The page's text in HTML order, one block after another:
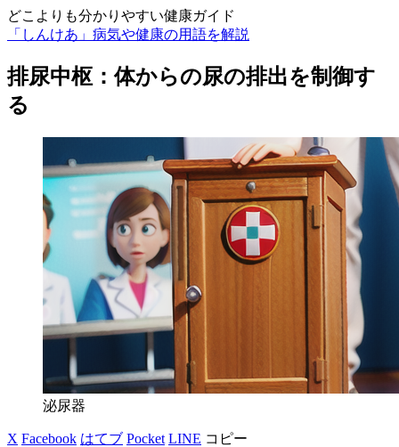
どこよりも分かりやすい健康ガイド
「しんけあ」病気や健康の用語を解説
排尿中枢：体からの尿の排出を制御す
る
泌尿器
X Facebook はてブ Pocket LINE コピー